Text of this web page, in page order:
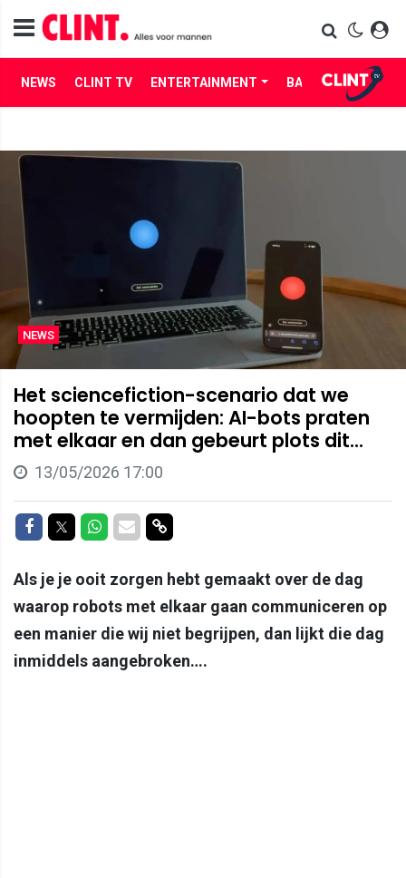
NEWS CLINT TV ENTERTAINMENT BABES LIFE
NEWS
Het sciencefiction-scenario dat we
hoopten te vermijden: AI-bots praten
met elkaar en dan gebeurt plots dit...
13/05/2026 17:00
Delen op Facebook
Delen op Twitter
Delen op Whatsapp
Delen via Mail
Delen via link
Als je je ooit zorgen hebt gemaakt over de dag
waarop robots met elkaar gaan communiceren op
een manier die wij niet begrijpen, dan lijkt die dag
inmiddels aangebroken….